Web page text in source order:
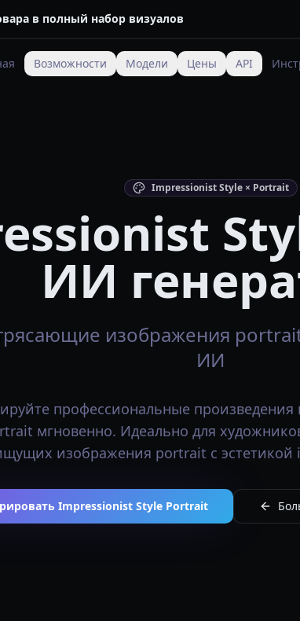
в полный набор визуалов
Возможности Модели Цены API
Impressionist Style × Portrait
ИИ
изображения
ИИ
профессиональные произведения
мгновенно. Идеально для
изображения portrait с эстетикой
Impressionist Style Portrait